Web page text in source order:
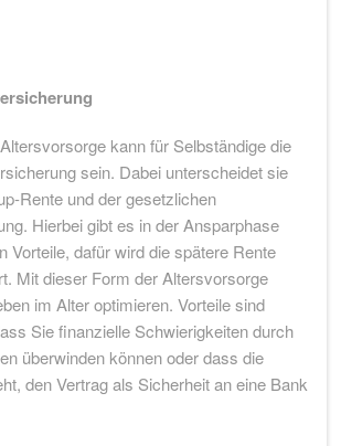
kann für Selbständige die
sein. Dabei unterscheidet sie
Rente und der gesetzlichen
Hierbei gibt es in der Ansparphase
Vorteile, dafür wird die spätere Rente
Mit dieser Form der Altersvorsorge
im Alter optimieren. Vorteile sind
Sie finanzielle Schwierigkeiten durch
überwinden können oder dass die
den Vertrag als Sicherheit an eine Bank